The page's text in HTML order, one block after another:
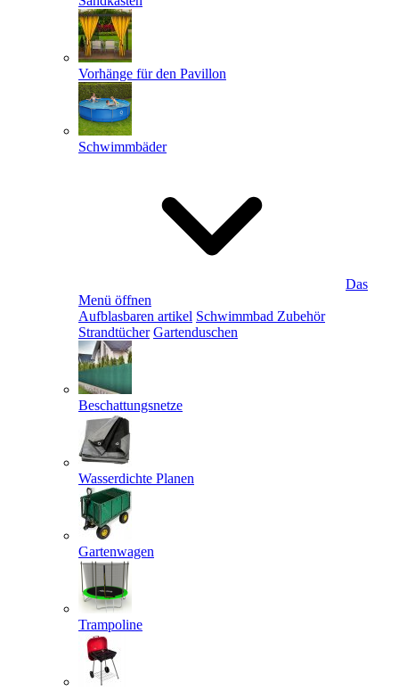
Vorhänge für den Pavillon
Schwimmbäder
Das
Menü öffnen
Aufblasbaren artikel Schwimmbad Zubehör
Strandtücher Gartenduschen
Beschattungsnetze
Wasserdichte Planen
Gartenwagen
Trampoline